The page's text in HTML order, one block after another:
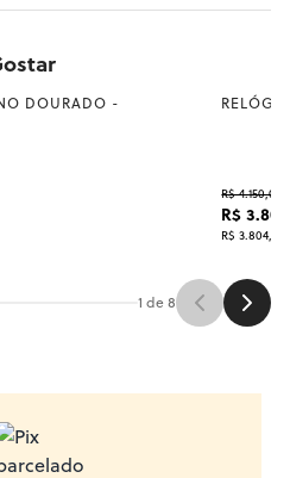
- MLG0779001/1I
DOURADO -
R$ 4.150,00
R$
R$ 3.804,17
1 de8